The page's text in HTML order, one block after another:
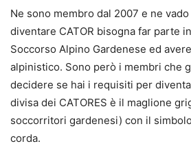
Ne sono membro dal 2007 e ne
diventare CATOR bisogna far parte
Soccorso Alpino Gardenese ed
alpinistico. Sono però i membri che
decidere se hai i requisiti per
divisa dei CATORES è il maglione
soccorritori gardenesi) con il
corda.